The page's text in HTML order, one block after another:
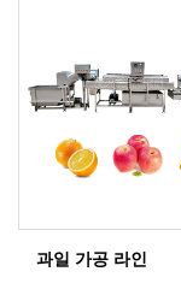
과일 가공 라인